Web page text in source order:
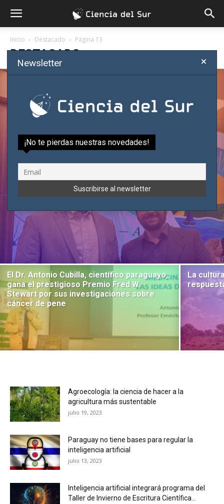
Inicio Destacado Página 13
DESTACADO
importante premio científico en el
Brasil
El Dr. Antonio Cubilla, científico paraguayo,
gana el prestigioso Premio Fred W.
Stewart por sus investigaciones sobre
cáncer de pene
La
Agroecología: la ciencia de hacer a la
agricultura más sustentable
julio 19, 2023
Paraguay no tiene bases para regular la
inteligencia artificial
julio 13, 2023
Inteligencia artificial integrará programa del
Taller de Invierno de Escritura Científica...
Newsletter
¡No te pierdas nuestras novedades!